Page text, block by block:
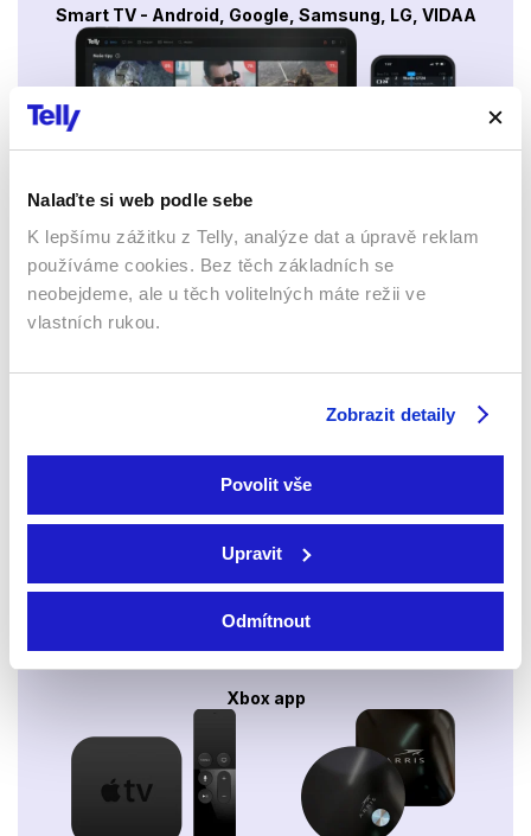
Nalaďte si web podle sebe
K lepšímu zážitku z Telly, analýze dat a úpravě reklam
používáme cookies. Bez těch základních se
neobejdeme, ale u těch volitelných máte režii ve
vlastních rukou.
Zobrazit detaily
Povolit vše
Upravit
Odmítnout
Smart TV - Android, Google, Samsung, LG, VIDAA
Mobily a tablety (Android a Apple)
Webový prohlížeč
Xbox app